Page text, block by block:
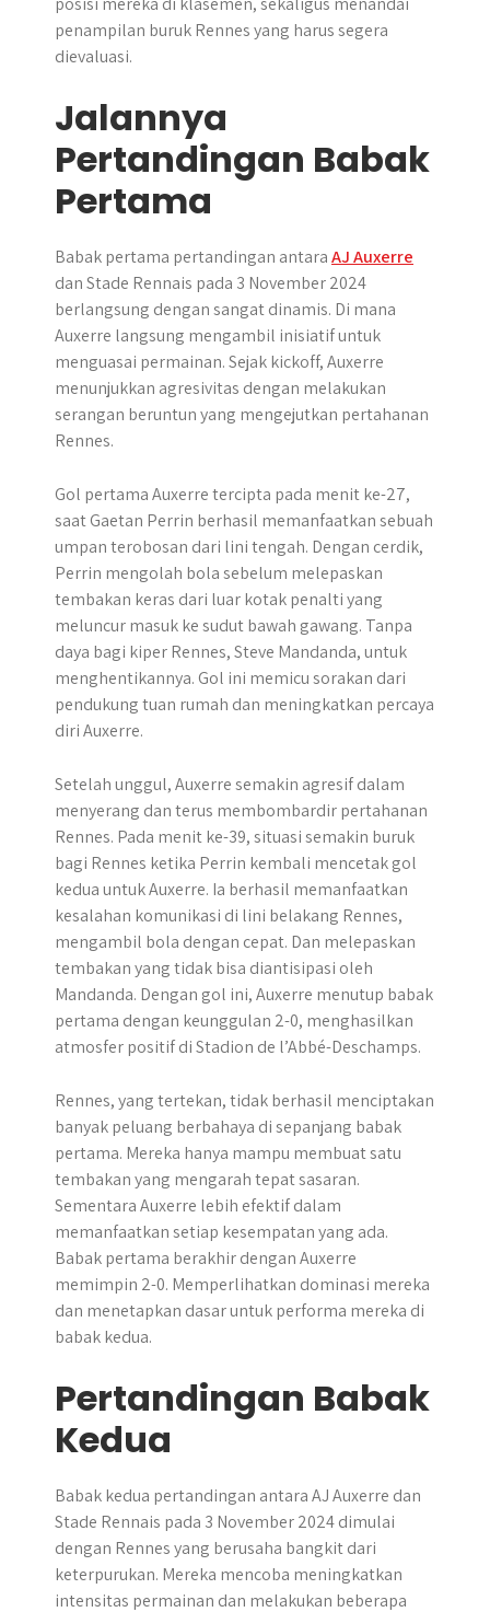
penampilan buruk Rennes yang harus segera
dievaluasi.
Jalannya
Pertandingan Babak
Pertama
Babak pertama pertandingan antaraAJ Auxerre
dan Stade Rennais pada 3 November 2024
berlangsung dengan sangat dinamis. Di mana
Auxerre langsung mengambil inisiatif untuk
menguasai permainan. Sejak kickoff, Auxerre
menunjukkan agresivitas dengan melakukan
serangan beruntun yang mengejutkan pertahanan
Rennes.
Gol pertama Auxerre tercipta pada menit ke-27,
saat Gaetan Perrin berhasil memanfaatkan sebuah
umpan terobosan dari lini tengah. Dengan cerdik,
Perrin mengolah bola sebelum melepaskan
tembakan keras dari luar kotak penalti yang
meluncur masuk ke sudut bawah gawang. Tanpa
daya bagi kiper Rennes, Steve Mandanda, untuk
menghentikannya. Gol ini memicu sorakan dari
pendukung tuan rumah dan meningkatkan percaya
diri Auxerre.
Setelah unggul, Auxerre semakin agresif dalam
menyerang dan terus membombardir pertahanan
Rennes. Pada menit ke-39, situasi semakin buruk
bagi Rennes ketika Perrin kembali mencetak gol
kedua untuk Auxerre. Ia berhasil memanfaatkan
kesalahan komunikasi di lini belakang Rennes,
mengambil bola dengan cepat. Dan melepaskan
tembakan yang tidak bisa diantisipasi oleh
Mandanda. Dengan gol ini, Auxerre menutup babak
pertama dengan keunggulan 2-0, menghasilkan
atmosfer positif di Stadion de l’Abbé-Deschamps.
Rennes, yang tertekan, tidak berhasil menciptakan
banyak peluang berbahaya di sepanjang babak
pertama. Mereka hanya mampu membuat satu
tembakan yang mengarah tepat sasaran.
Sementara Auxerre lebih efektif dalam
memanfaatkan setiap kesempatan yang ada. ​
Babak pertama berakhir dengan Auxerre
memimpin 2-0. Memperlihatkan dominasi mereka
dan menetapkan dasar untuk performa mereka di
babak kedua.
Pertandingan Babak
Kedua
Babak kedua pertandingan antara AJ Auxerre dan
Stade Rennais pada 3 November 2024 dimulai
dengan Rennes yang berusaha bangkit dari
keterpurukan. Mereka mencoba meningkatkan
intensitas permainan dan melakukan beberapa